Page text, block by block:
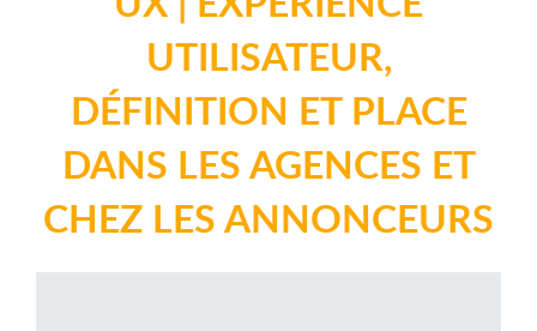
UTILISATEUR,
DÉFINITION ET PLACE
DANS LES AGENCES ET
CHEZ LES ANNONCEURS